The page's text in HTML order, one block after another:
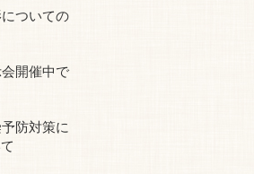
ついての
開催中で
防対策に